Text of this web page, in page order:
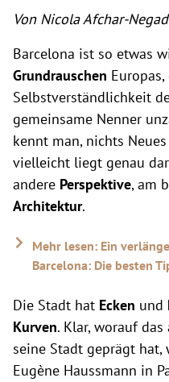
Von Nicola Afchar-Negad
Barcelona ist so etwas
Grundrauschen
Selbstverständlichkeit
gemeinsame Nenner
kennt man, nichts
vielleicht liegt genau
andere Perspektive, am
Architektur.
Mehr lesen: Ein
Barcelona: Die besten
Die Stadt hat Ecken und
Kurven. Klar, worauf
seine Stadt geprägt hat,
Eugène Haussmann in